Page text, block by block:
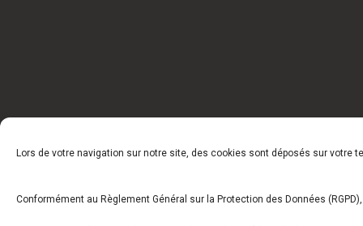
Lors de votre navigation sur notre site, des cookies sont déposés sur votre
Conformément au Règlement Général sur la Protection des Données